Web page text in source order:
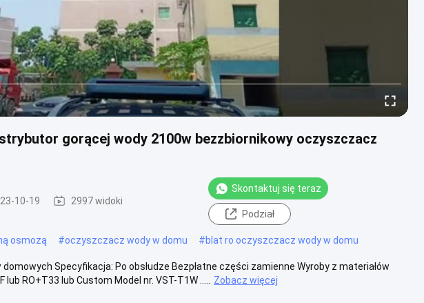
gorącej wody 2100w bezzbiornikowy oczyszczacz
10-19 2997 widoki
Skontaktuj się teraz
Podział
osmozą #oczyszczacz wody w domu #blat ro oczyszczacz wody w domu
Specyfikacja: Po obsłudze Bezpłatne części zamienne Wyroby z materiałów
RO+T33 lub Custom Model nr. VST-T1W .....
Zobacz więcej